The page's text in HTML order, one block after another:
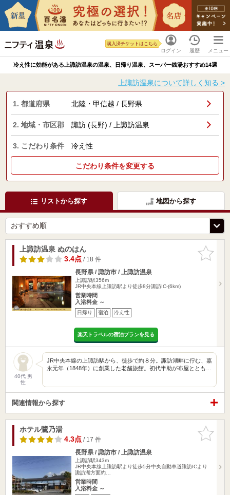
ログイン
購入済チケットはこちら
履歴 メニュー
冷え性に効能がある上諏訪温泉の温泉、日帰り温泉、スーパー銭湯おすすめ14選
上諏訪温泉について詳しく知る >
1. 都道府県 北陸・甲信越 / 長野県
2. 地域・市区郡 諏訪 (長野) / 上諏訪温泉
3. こだわり条件 冷え性
こだわり条件を変更する
リストから探す 地図から探す
お気に入
りに追加
上諏訪温泉 ぬのはん
3.4点/ 18 件
長野県 / 諏訪市 / 上諏訪温泉
上諏訪駅356m
JR中央本線上諏訪駅より徒歩8分諏訪IC-(6km)
営業時間
入浴料金 ～
日帰り 宿泊 冷え性
楽天トラベルの宿泊プランを見る
40代 男
性
JR中央本線の上諏訪駅から、徒歩で約８分。諏訪湖畔に佇む、嘉
永元年（1848年）に創業した老舗旅館。初代半助が布屋ととも…
関連情報から探す
お気に入
りに追加
ホテル鷺乃湯
4.3点/ 17 件
長野県 / 諏訪市 / 上諏訪温泉
上諏訪駅343m
JR中央本線上諏訪駅より徒歩5分中央自動車道諏訪ICより
諏訪湖方面約…
営業時間
入浴料金 ～